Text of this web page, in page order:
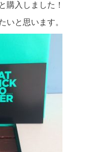
購入しました！
いと思います。